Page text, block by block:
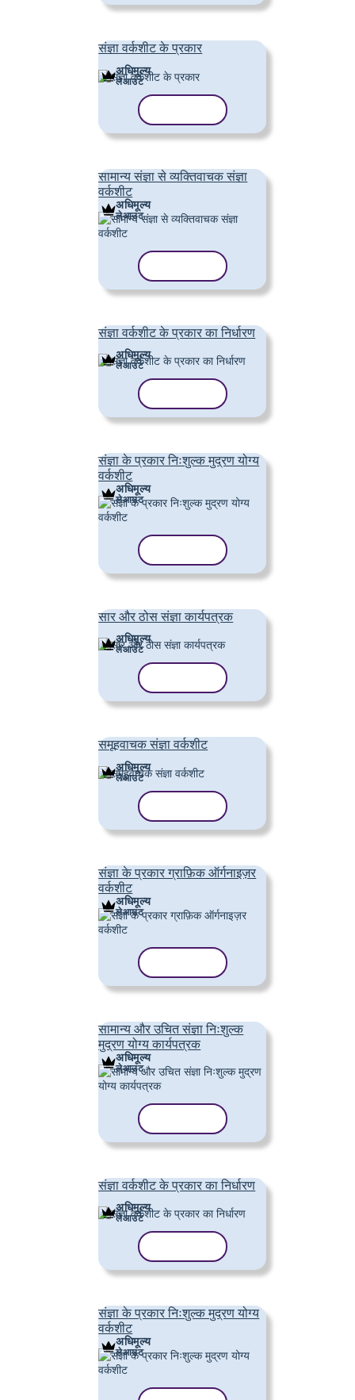
संज्ञा वर्कशीट के प्रकार
अधिमूल्य
लेआउट
सामान्य संज्ञा से व्यक्तिवाचक संज्ञा
वर्कशीट
अधिमूल्य
लेआउट
संज्ञा वर्कशीट के प्रकार का निर्धारण
अधिमूल्य
लेआउट
संज्ञा के प्रकार निःशुल्क मुद्रण योग्य
वर्कशीट
अधिमूल्य
लेआउट
सार और ठोस संज्ञा कार्यपत्रक
अधिमूल्य
लेआउट
समूहवाचक संज्ञा वर्कशीट
अधिमूल्य
लेआउट
संज्ञा के प्रकार ग्राफ़िक ऑर्गनाइज़र
वर्कशीट
अधिमूल्य
लेआउट
सामान्य और उचित संज्ञा निःशुल्क
मुद्रण योग्य कार्यपत्रक
अधिमूल्य
लेआउट
संज्ञा वर्कशीट के प्रकार का निर्धारण
अधिमूल्य
लेआउट
संज्ञा के प्रकार निःशुल्क मुद्रण योग्य
वर्कशीट
अधिमूल्य
लेआउट